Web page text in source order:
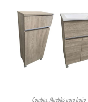
Combos, Muebles para baño